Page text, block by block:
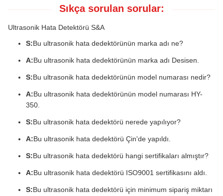
Sıkça sorulan sorular:
Ultrasonik Hata Detektörü S&A
S:Bu ultrasonik hata dedektörünün marka adı ne?
A:Bu ultrasonik hata dedektörünün marka adı Desisen.
S:Bu ultrasonik hata dedektörünün model numarası nedir?
A:Bu ultrasonik hata dedektörünün model numarası HY-
350.
S:Bu ultrasonik hata dedektörü nerede yapılıyor?
A:Bu ultrasonik hata dedektörü Çin'de yapıldı.
S:Bu ultrasonik hata dedektörü hangi sertifikaları almıştır?
A:Bu ultrasonik hata dedektörü ISO9001 sertifikasını aldı.
S:Bu ultrasonik hata dedektörü için minimum sipariş miktarı